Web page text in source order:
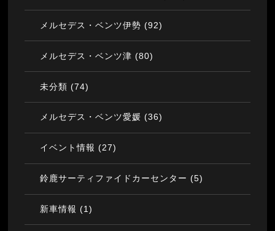
メルセデス・ベンツ伊勢 (92)
メルセデス・ベンツ津 (80)
未分類 (74)
メルセデス・ベンツ愛媛 (36)
イベント情報 (27)
鈴鹿サーティファイドカーセンター (5)
新車情報 (1)